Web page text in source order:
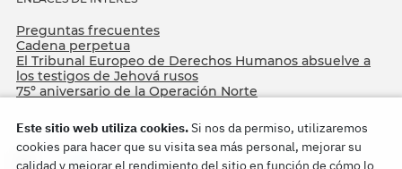
Preguntas frecuentes
Cadena perpetua
El Tribunal Europeo de Derechos Humanos absuelve a
los testigos de Jehová rusos
75º aniversario de la Operación Norte
Este sitio web utiliza cookies.Si nos da permiso, utilizaremos
cookies para hacer que su visita sea más personal, mejorar su
calidad y mejorar el rendimiento del sitio en función de cómo lo